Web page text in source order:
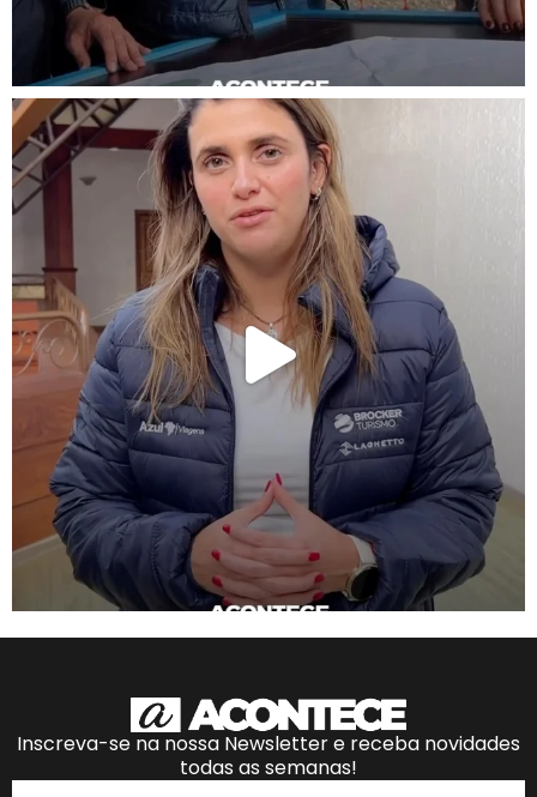
Inscreva-se na nossa Newsletter e receba novidades
todas as semanas!